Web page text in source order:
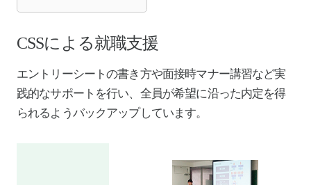
CSSによる就職支援
エントリーシートの書き方や面接時マナー講習など実
践的なサポートを行い、全員が希望に沿った内定を得
られるようバックアップしています。